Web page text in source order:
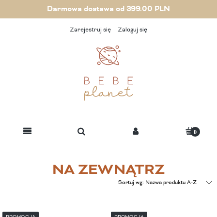
Darmowa dostawa od 399.00 PLN
Zarejestruj się Zaloguj się
NA ZEWNĄTRZ
Sortuj wg: Nazwa produktu A-Z